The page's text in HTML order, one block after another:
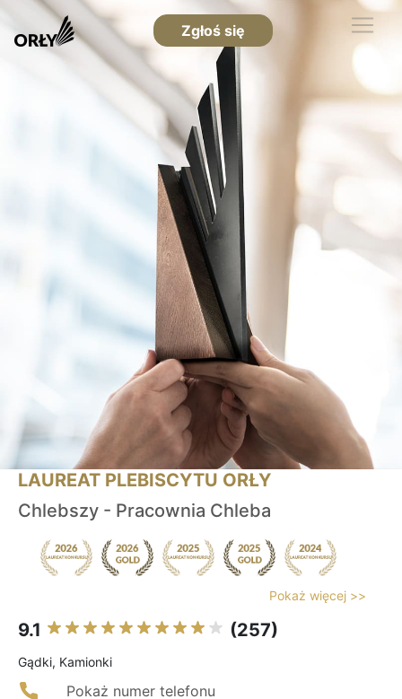
Zgłoś się
LAUREAT PLEBISCYTU ORŁY
Chlebszy - Pracownia Chleba
Pokaż więcej >>
9.1 (257)
Gądki, Kamionki
Pokaż numer telefonu